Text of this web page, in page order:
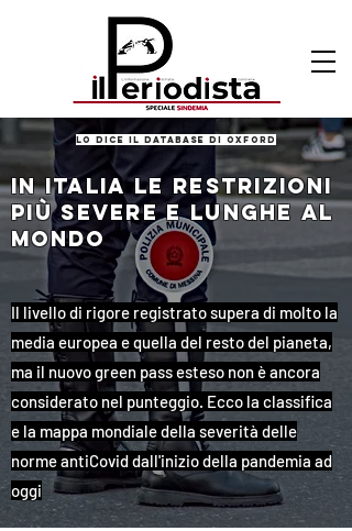
lo dice il database di oxford
IN ITALIA LE RESTRIZIONI
PIù SEVERE E LUNGHE AL
MONDO
Il livello di rigore registrato supera di molto la
media europea e quella del resto del pianeta,
ma il nuovo green pass esteso non è ancora
considerato nel punteggio. Ecco la classifica
e la mappa mondiale della severità delle
norme antiCovid dall'inizio della pandemia ad
oggi